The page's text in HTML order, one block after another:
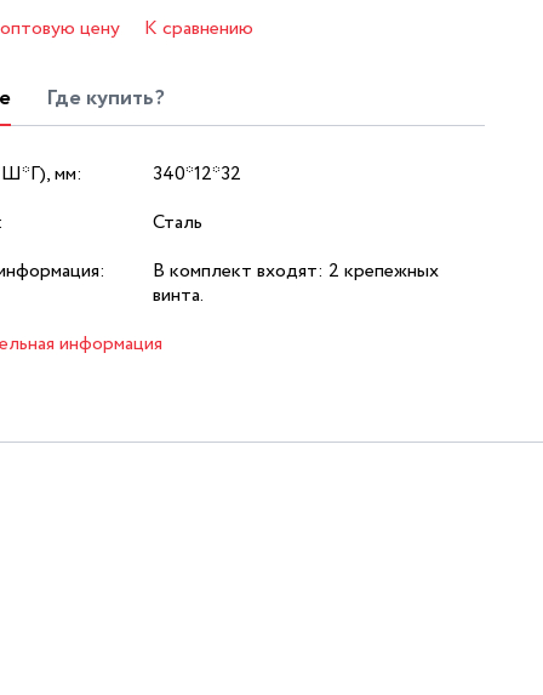
цену К сравнению
Где купить?
мм:
340*12*32
Сталь
В комплект входят: 2 крепежных
винта.
информация